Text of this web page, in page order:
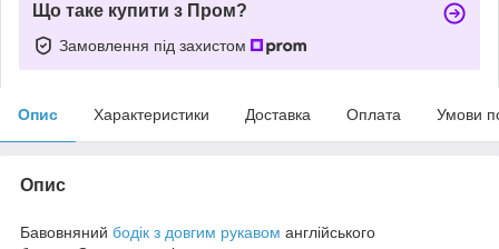
Що таке купити з Пром?
Замовлення під захистом
Опис Характеристики Доставка Оплата Умови
Опис
Бавовняний бодік з довгим рукавом англійського